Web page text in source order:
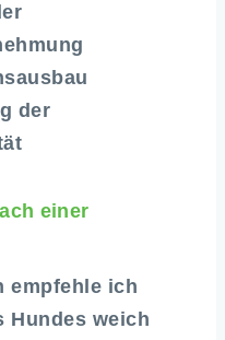
der
einer
empfehle ich
Hundes weich